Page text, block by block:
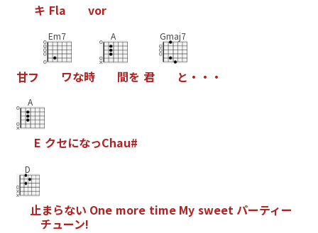
キ Fla vor
甘フ
Em7
ワな時
A
間を 君
Gmaj7
と ・ ・ ・
A
E クセになっChau#
D
止まらない One more time My sweet パーティー
チューン!